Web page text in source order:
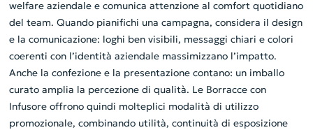
welfare aziendale e comunica attenzione al comfort quotidiano
del team. Quando pianifichi una campagna, considera il design
e la comunicazione: loghi ben visibili, messaggi chiari e colori
coerenti con l’identità aziendale massimizzano l’impatto.
Anche la confezione e la presentazione contano: un imballo
curato amplia la percezione di qualità. Le Borracce con
Infusore offrono quindi molteplici modalità di utilizzo
promozionale, combinando utilità, continuità di esposizione